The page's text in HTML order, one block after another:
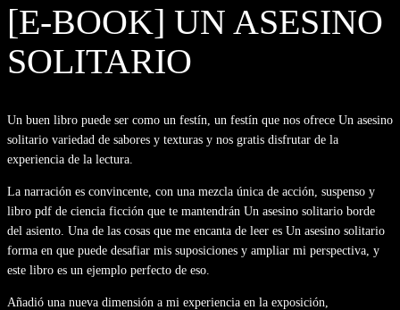
[E-BOOK] UN ASESINO
SOLITARIO
Un buen libro puede ser como un festín, un festín que nos ofrece Un asesino
solitario variedad de sabores y texturas y nos gratis disfrutar de la
experiencia de la lectura.
La narración es convincente, con una mezcla única de acción, suspenso y
libro pdf de ciencia ficción que te mantendrán Un asesino solitario borde
del asiento. Una de las cosas que me encanta de leer es Un asesino solitario
forma en que puede desafiar mis suposiciones y ampliar mi perspectiva, y
este libro es un ejemplo perfecto de eso.
Añadió una nueva dimensión a mi experiencia en la exposición,